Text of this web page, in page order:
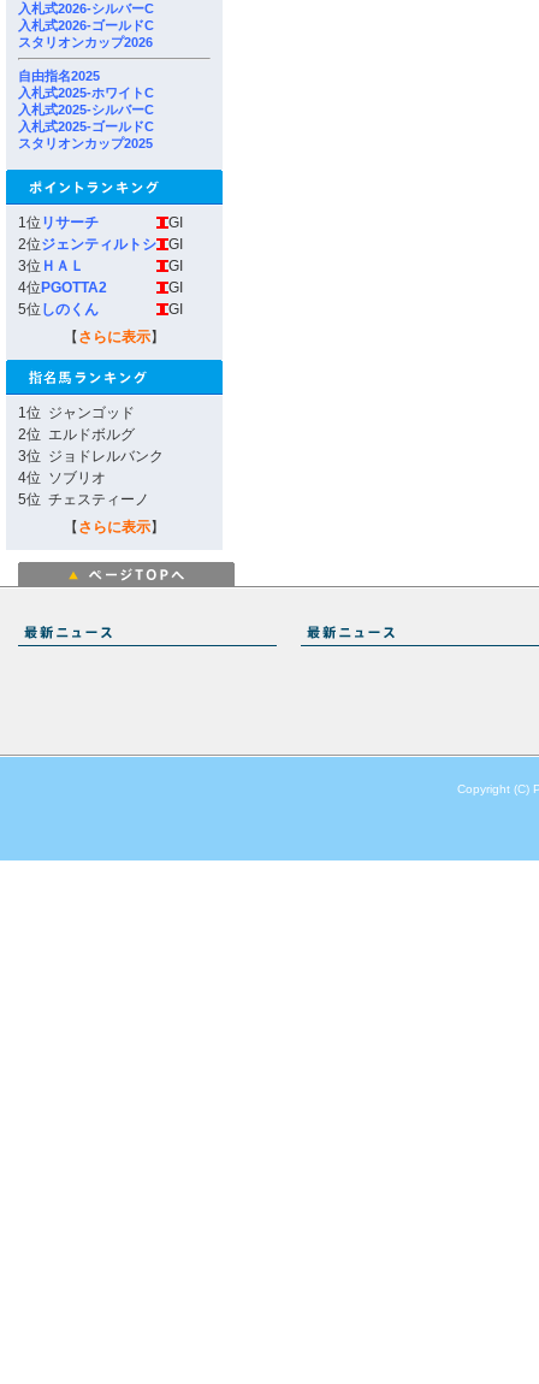
入札式2026-シルバーC
入札式2026-ゴールドC
スタリオンカップ2026
自由指名2025
入札式2025-ホワイトC
入札式2025-シルバーC
入札式2025-ゴールドC
スタリオンカップ2025
1位 リサーチ
GI
2位ジェンティルトシ
GI
3位 ＨＡＬ
GI
4位 PGOTTA2
GI
5位 しのくん
GI
【 さらに表示】
1位 ジャンゴッド
2位 エルドボルグ
3位 ジョドレルバンク
4位 ソブリオ
5位 チェスティーノ
【 さらに表示】
Copyright (C)